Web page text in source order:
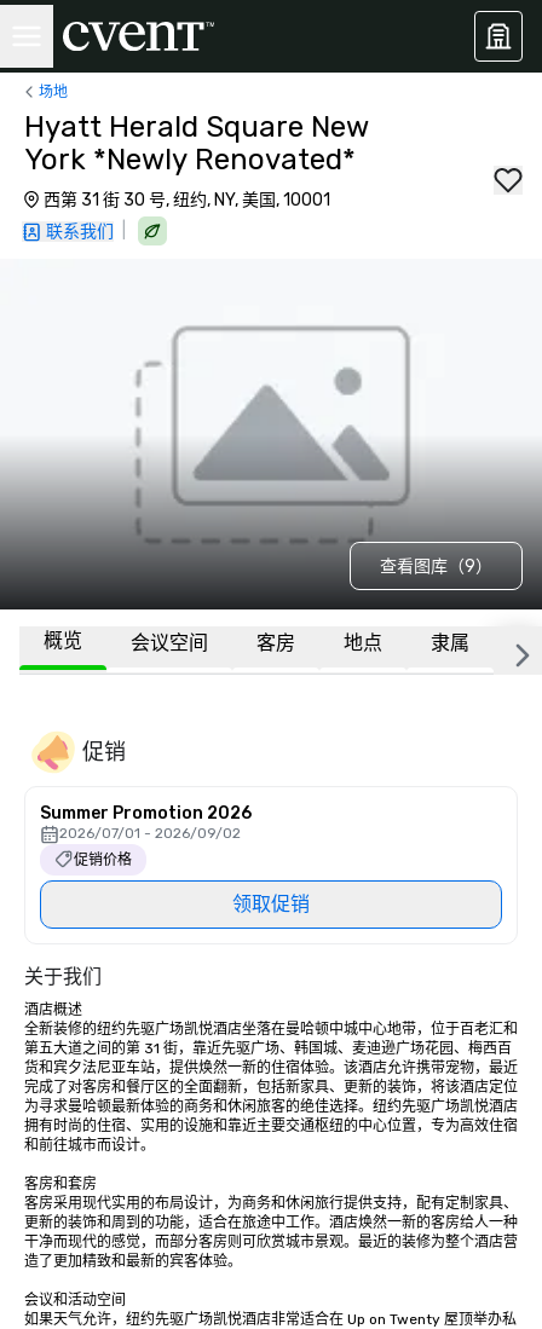
场地
Hyatt Herald Square New
York *Newly Renovated*
西第 31 街 30 号, 纽约, NY, 美国, 10001
联系我们
查看图库（9）
概览 会议空间 客房 地点 隶属 更
促销
Summer Promotion 2026
2026/07/01 - 2026/09/02
促销价格
领取促销
关于我们
酒店概述
全新装修的纽约先驱广场凯悦酒店坐落在曼哈顿中城中心地带，位于百老汇和
第五大道之间的第 31 街，靠近先驱广场、韩国城、麦迪逊广场花园、梅西百
货和宾夕法尼亚车站，提供焕然一新的住宿体验。该酒店允许携带宠物，最近
完成了对客房和餐厅区的全面翻新，包括新家具、更新的装饰，将该酒店定位
为寻求曼哈顿最新体验的商务和休闲旅客的绝佳选择。纽约先驱广场凯悦酒店
拥有时尚的住宿、实用的设施和靠近主要交通枢纽的中心位置，专为高效住宿
和前往城市而设计。
客房和套房
客房采用现代实用的布局设计，为商务和休闲旅行提供支持，配有定制家具、
更新的装饰和周到的功能，适合在旅途中工作。酒店焕然一新的客房给人一种
干净而现代的感觉，而部分客房则可欣赏城市景观。最近的装修为整个酒店营
造了更加精致和最新的宾客体验。
会议和活动空间
如果天气允许，纽约先驱广场凯悦酒店非常适合在 Up on Twenty 屋顶举办私